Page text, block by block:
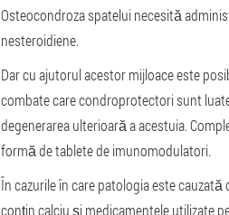
Osteocondroza spatelui necesită
nesteroidiene.
Dar cu ajutorul acestor mijloace este
combate care condroprotectori sunt
degenerarea ulterioară a acestuia.
formă de tablete de imunomodulatori.
În cazurile în care patologia este
conțin calciu și medicamentele utilizate